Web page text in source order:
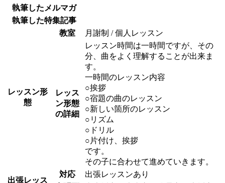
執筆したメルマガ
執筆した特集記事
レッスン形
態
教室 月謝制 / 個人レッスン
レッス
ン形態
の詳細
レッスン時間は一時間ですが、その
分、曲をよく理解することが出来ま
す。
一時間のレッスン内容
○挨拶
○宿題の曲のレッスン
○新しい箇所のレッスン
○リズム
○ドリル
○片付け、挨拶
です。
その子に合わせて進めていきます。
出張レッス
対応
出張レッスンあり